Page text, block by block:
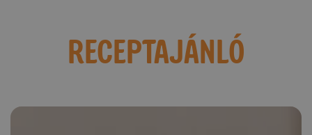
RECEPTAJÁNLÓ